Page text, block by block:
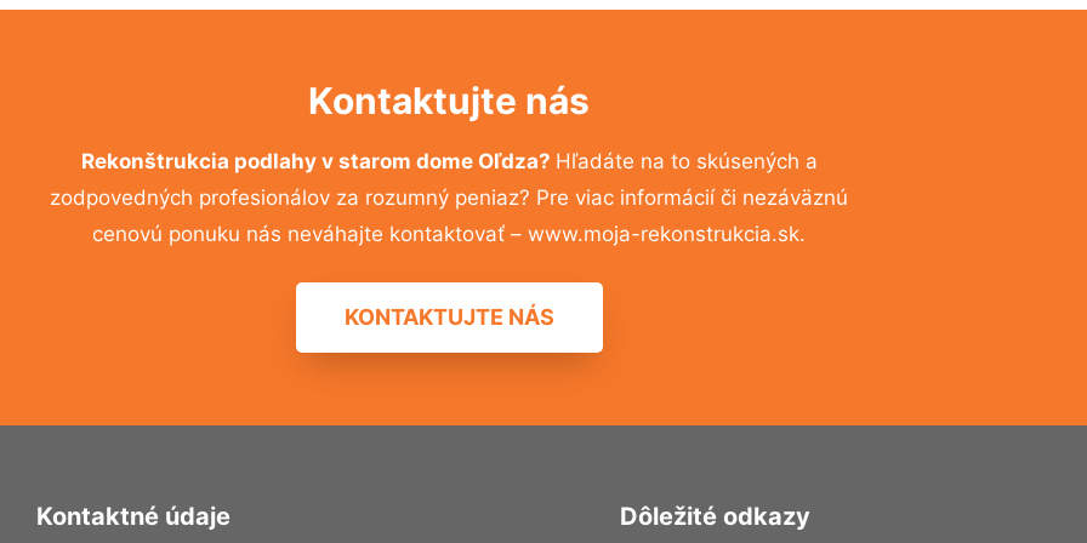
Kontaktujte nás
Rekonštrukcia podlahy v starom dome Oľdza? Hľadáte na to skúsených a
zodpovedných profesionálov za rozumný peniaz? Pre viac informácií či nezáväznú
cenovú ponuku nás neváhajte kontaktovať – www.moja-rekonstrukcia.sk.
KONTAKTUJTE NÁS
Kontaktné údaje Dôležité odkazy